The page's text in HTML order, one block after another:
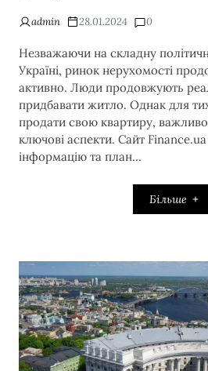
admin 28.01.2024 0
Незважаючи на складну
Україні, ринок нерухомості
активно. Люди продовжують
придбавати житло. Однак для
продати свою квартиру, важливо
ключові аспекти. Сайт Finance.ua
інформацію та план…
Більше